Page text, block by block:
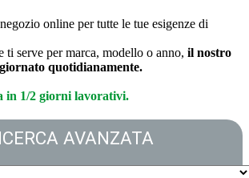
online per tutte le tue esigenze di
ti serve per marca, modello o anno, il nostro
quotidianamente.
in 1/2 giorni lavorativi.
AVANZATA